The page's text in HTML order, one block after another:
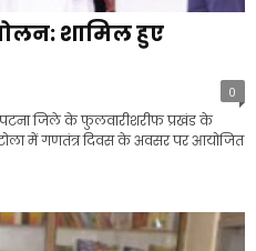
शामिल हुए
0
पटना जिले के फुलवारीशरीफ प्रखंड के
में गणतंत्र दिवस के अवसर पर आयोजित